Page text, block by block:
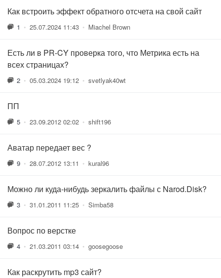
Как встроить эффект обратного отсчета на свой сайт
1 • 25.07.2024 11:43 • Miachel Brown
Есть ли в PR-CY проверка того, что Метрика есть на
всех страницах?
2 • 05.03.2024 19:12 • svetlyak40wt
ПП
5 • 23.09.2012 02:02 • shift196
Аватар передает вес ?
9 • 28.07.2012 13:11 • kural96
Можно ли куда-нибудь зеркалить файлы с Narod.Disk?
3 • 31.01.2011 11:25 • Simba58
Вопрос по верстке
4 • 21.03.2011 03:14 • goosegoose
Как раскрутить mp3 сайт?